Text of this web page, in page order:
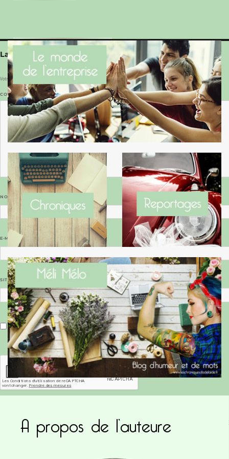
Laisser un commentaire
Votre adresse e-mail ne sera pas publiée. Les champs obligatoires sont indiqués avec*
COMMENTAIRE
NOM
E-MAIL
SITE WEB
Enregistrer mon nom, mon e-mail et mon site dans le navigateur pour mon prochain commentaire.
Ce site utilise Akismet pour réduire les
commentaires sont traitées
A propos de l’auteure